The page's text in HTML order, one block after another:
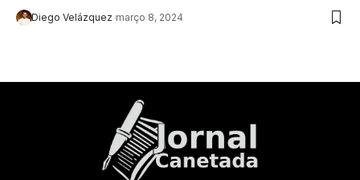
Diego Velázquez março 8, 2024